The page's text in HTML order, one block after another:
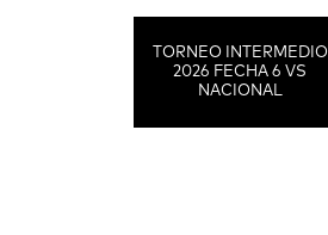
TORNEO INTERMEDIO
2026 FECHA 6 VS
NACIONAL